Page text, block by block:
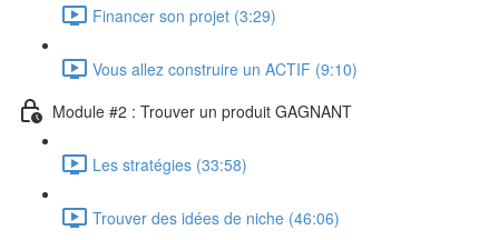
Financer son projet (3:29)
Vous allez construire un ACTIF (9:10)
Module #2 : Trouver un produit GAGNANT
Les stratégies (33:58)
Trouver des idées de niche (46:06)